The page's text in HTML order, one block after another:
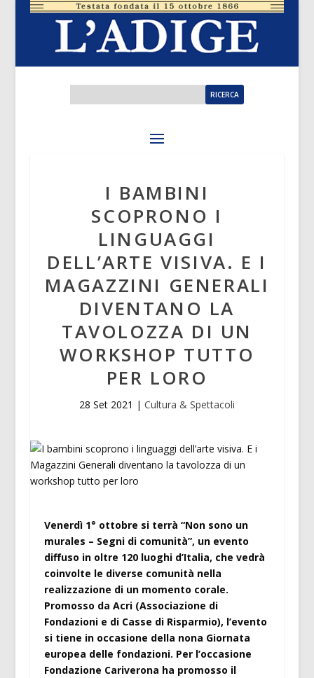
I BAMBINI
SCOPRONO I
LINGUAGGI
DELL’ARTE VISIVA. E I
MAGAZZINI GENERALI
DIVENTANO LA
TAVOLOZZA DI UN
WORKSHOP TUTTO
PER LORO
28 Set 2021 | Cultura & Spettacoli
Venerdì 1° ottobre si terrà “Non sono un
murales – Segni di comunità”, un evento
diffuso in oltre 120 luoghi d’Italia, che vedrà
coinvolte le diverse comunità nella
realizzazione di un momento corale.
Promosso da Acri (Associazione di
Fondazioni e di Casse di Risparmio), l’evento
si tiene in occasione della nona Giornata
europea delle fondazioni. Per l’occasione
Fondazione Cariverona ha promosso il